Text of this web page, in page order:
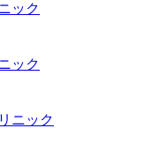
ック
ック
ニック